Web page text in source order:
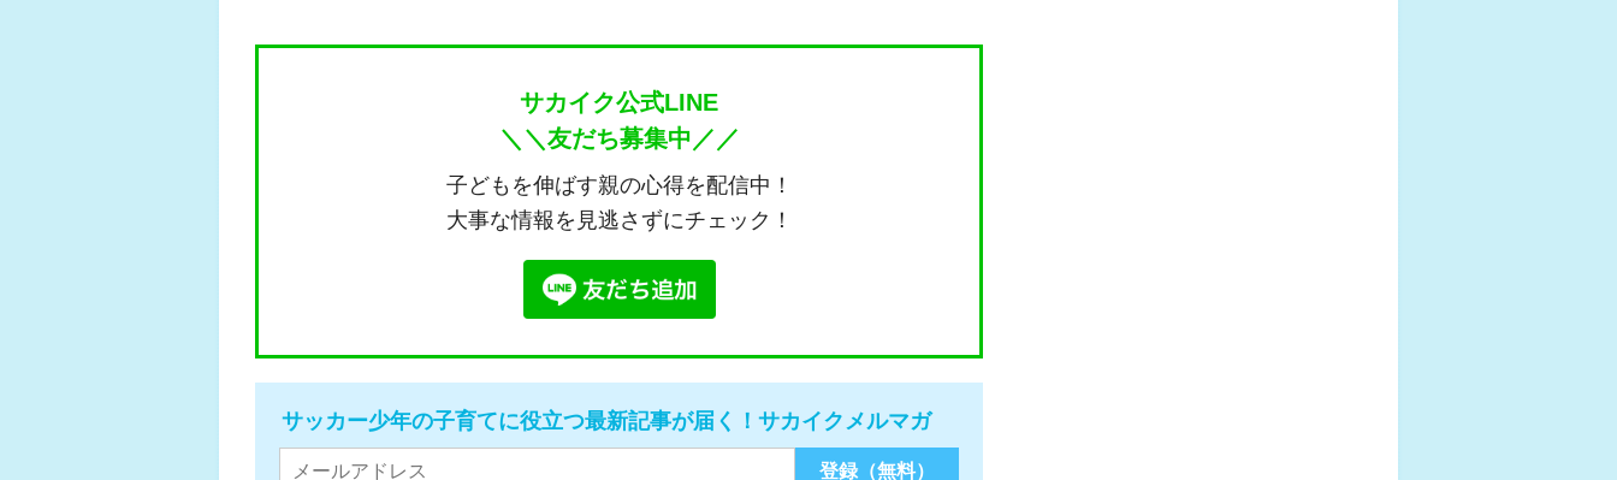
サカイク公式LINE
＼＼友だち募集中／／
子どもを伸ばす親の心得を配信中！
大事な情報を見逃さずにチェック！
サッカー少年の子育てに役立つ最新記事が届く！サカイクメルマガ